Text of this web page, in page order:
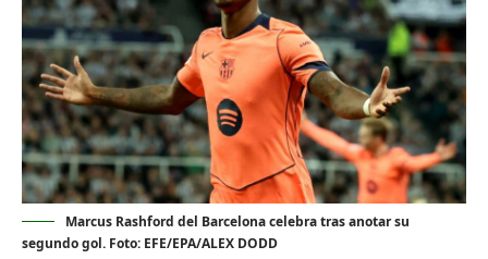
Marcus Rashford del Barcelona celebra tras anotar su
segundo gol. Foto: EFE/EPA/ALEX DODD